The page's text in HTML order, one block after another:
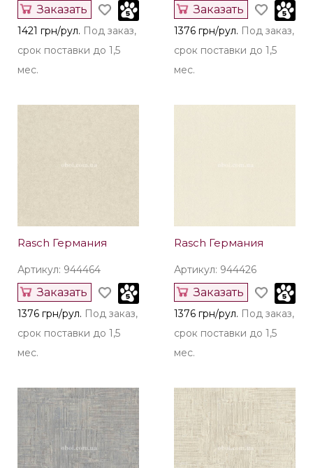
Заказать
1421 грн/рул. Под заказ,
срок поставки до 1,5
мес.
Заказать
1376 грн/рул. Под заказ,
срок поставки до 1,5
мес.
Rasch Германия
Артикул: 944464
Заказать
1376 грн/рул. Под заказ,
срок поставки до 1,5
мес.
Rasch Германия
Артикул: 944426
Заказать
1376 грн/рул. Под заказ,
срок поставки до 1,5
мес.